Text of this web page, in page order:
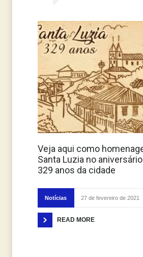
Veja aqui como
Santa Luzia no
329 anos da cidade
Notícias 27 de fevereiro de 2021
READ MORE